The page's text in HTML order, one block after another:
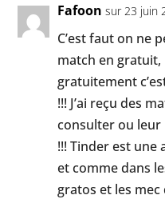
Fafoon sur 23 juin
C’est faut on ne
match en gratuit,
gratuitement
!!! J’ai reçu des
consulter ou leur
!!! Tinder est une
et comme dans
gratos et les mec